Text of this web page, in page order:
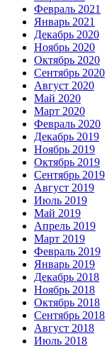
Февраль 2021
Январь 2021
Декабрь 2020
Ноябрь 2020
Октябрь 2020
Сентябрь 2020
Август 2020
Май 2020
Март 2020
Февраль 2020
Декабрь 2019
Ноябрь 2019
Октябрь 2019
Сентябрь 2019
Август 2019
Июль 2019
Май 2019
Апрель 2019
Март 2019
Февраль 2019
Январь 2019
Декабрь 2018
Ноябрь 2018
Октябрь 2018
Сентябрь 2018
Август 2018
Июль 2018